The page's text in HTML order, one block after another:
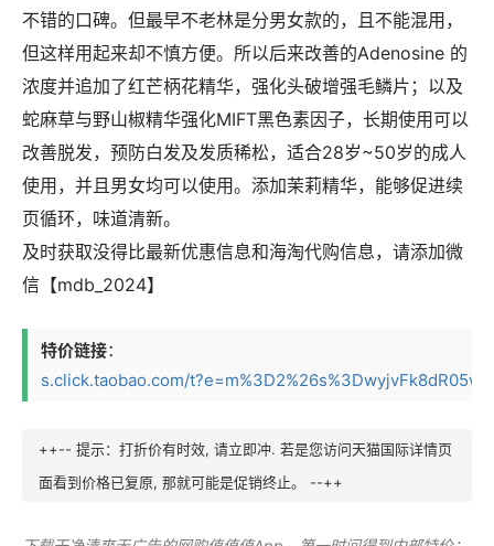
不错的口碑。但最早不老林是分男女款的，且不能混用，
但这样用起来却不慎方便。所以后来改善的Adenosine 的
浓度并追加了红芒柄花精华，强化头破增强毛鳞片；以及
蛇麻草与野山椒精华强化MIFT黑色素因子，长期使用可以
改善脱发，预防白发及发质稀松，适合28岁~50岁的成人
使用，并且男女均可以使用。添加茉莉精华，能够促进续
页循环，味道清新。
及时获取没得比最新优惠信息和海淘代购信息，请添加微
信【mdb_2024】
特价链接：
s.click.taobao.com/
++-- 提示：打折价有时效, 请立即冲. 若是您访问天猫国际详情页
面看到价格已复原, 那就可能是促销终止。 --++